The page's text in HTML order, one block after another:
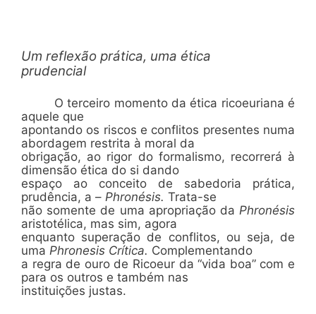
Um reflexão prática, uma ética
prudencial
O terceiro momento da ética ricoeuriana é
aquele que
apontando os riscos e conflitos presentes numa
abordagem restrita à moral da
obrigação, ao rigor do formalismo, recorrerá à
dimensão ética do si dando
espaço ao conceito de sabedoria prática,
prudência, a – Phronésis. Trata-se
não somente de uma apropriação da Phronésis
aristotélica, mas sim, agora
enquanto superação de conflitos, ou seja, de
uma Phronesis Crítica. Complementando
a regra de ouro de Ricoeur da “vida boa” com e
para os outros e também nas
instituições justas.